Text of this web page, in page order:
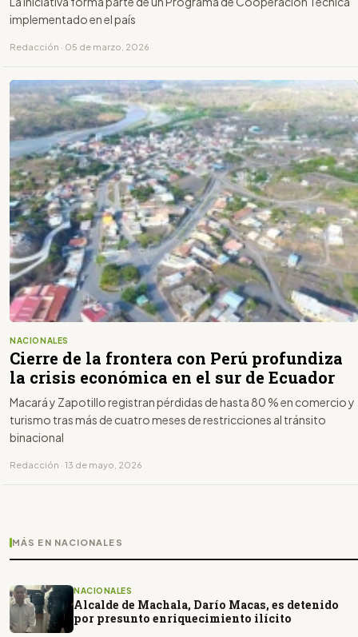
implementado en el país
Redacción · 05 de marzo, 2026
NACIONALES
Cierre de la frontera con Perú profundiza
la crisis económica en el sur de Ecuador
Macará y Zapotillo registran pérdidas de hasta 80 % en comercio y
turismo tras más de cuatro meses de restricciones al tránsito
binacional
Redacción · 13 de mayo, 2026
MÁS EN NACIONALES
NACIONALES
Alcalde de Machala, Darío Macas, es detenido
por presunto enriquecimiento ilícito